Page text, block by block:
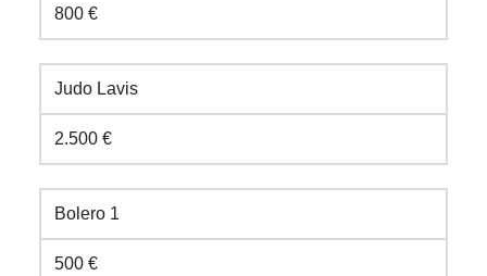
800 €
Judo Lavis
2.500 €
Bolero 1
500 €